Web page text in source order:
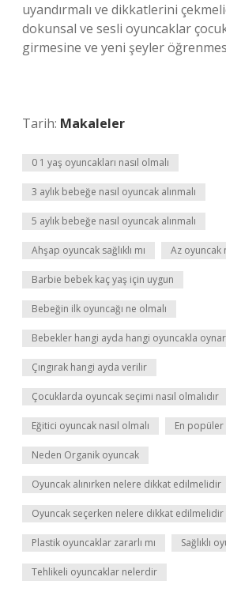
uyandırmalı ve dikkatlerini
dokunsal ve sesli oyuncaklar
girmesine ve yeni şeyler
Tarih: Makaleler
0 1 yaş oyuncakları nasıl olmalı
3 aylık bebeğe nasıl oyuncak alınmalı
5 aylık bebeğe nasıl oyuncak alınmalı
Ahşap oyuncak sağlıklı mı Az oyuncak
Barbie bebek kaç yaş için uygun
Bebeğin ilk oyuncağı ne olmalı
Bebekler hangi ayda hangi oyuncakla oynar
Çıngırak hangi ayda verilir
Çocuklarda oyuncak seçimi nasıl olmalıdır
Eğitici oyuncak nasıl olmalı En
Neden Organik oyuncak
Oyuncak alınırken nelere dikkat edilmelidir
Oyuncak seçerken nelere dikkat edilmelidir
Plastik oyuncaklar zararlı mı Sağlıklı
Tehlikeli oyuncaklar nelerdir